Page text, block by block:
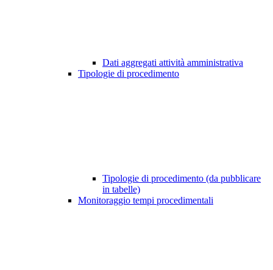
Dati aggregati attività amministrativa
Tipologie di procedimento
Tipologie di procedimento (da pubblicare
in tabelle)
Monitoraggio tempi procedimentali